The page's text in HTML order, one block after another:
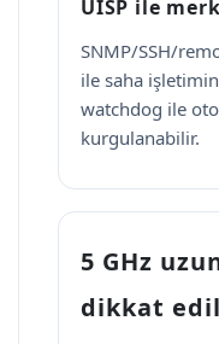
UISP ile
SNMP/SSH/
ile saha
watchdog ile
kurgulanabilir.
5 GHz
dikkat